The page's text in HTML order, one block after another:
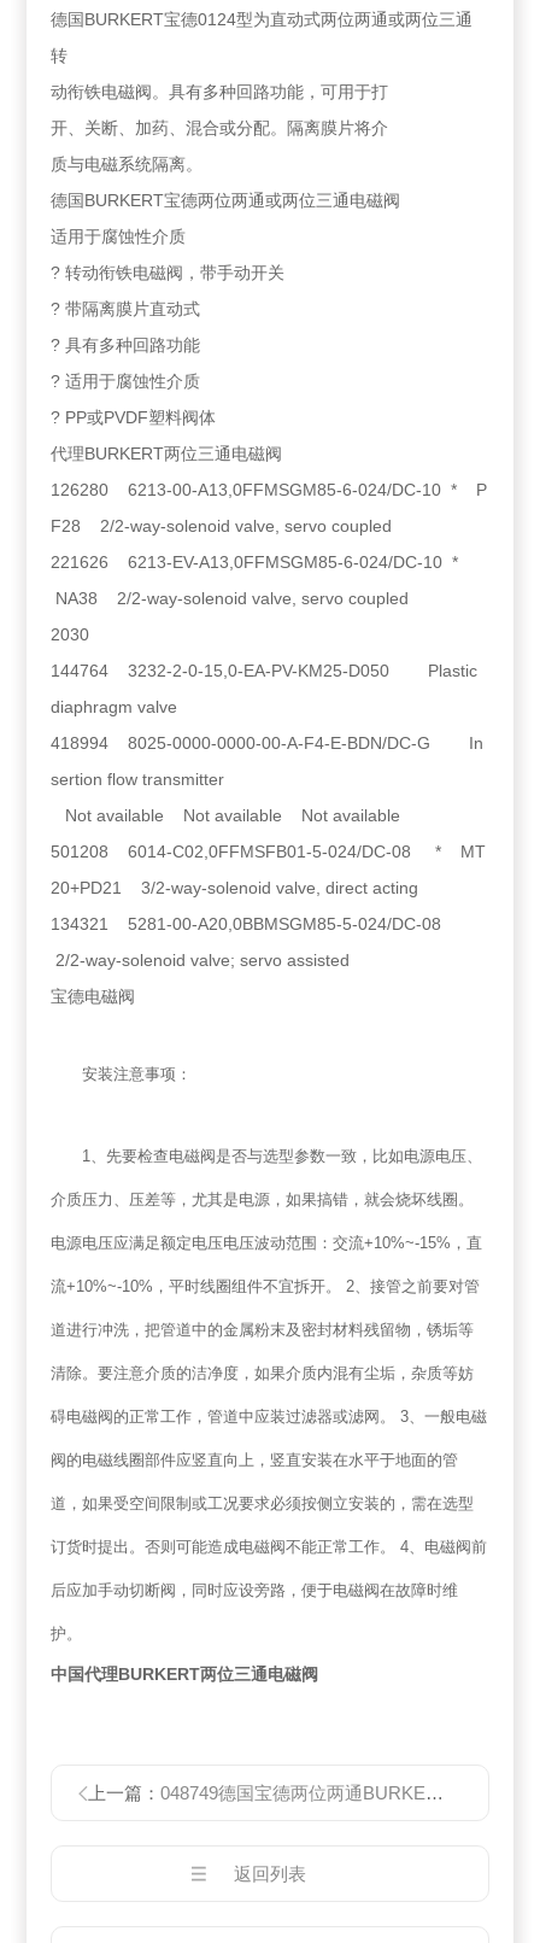
德国BURKERT宝德0124型为直动式两位两通或两位三通
转
动衔铁电磁阀。具有多种回路功能，可用于打
开、关断、加药、混合或分配。隔离膜片将介
质与电磁系统隔离。
德国BURKERT宝德两位两通或两位三通电磁阀
适用于腐蚀性介质
? 转动衔铁电磁阀，带手动开关
? 带隔离膜片直动式
? 具有多种回路功能
? 适用于腐蚀性介质
? PP或PVDF塑料阀体
代理BURKERT两位三通电磁阀
126280 6213-00-A13,0FFMSGM85-6-024/DC-10 * P
F28 2/2-way-solenoid valve, servo coupled
221626 6213-EV-A13,0FFMSGM85-6-024/DC-10 *
NA38 2/2-way-solenoid valve, servo coupled
2030
144764 3232-2-0-15,0-EA-PV-KM25-D050 Plastic
diaphragm valve
418994 8025-0000-0000-00-A-F4-E-BDN/DC-G In
sertion flow transmitter
Not available Not available Not available
501208 6014-C02,0FFMSFB01-5-024/DC-08 * MT
20+PD21 3/2-way-solenoid valve, direct acting
134321 5281-00-A20,0BBMSGM85-5-024/DC-08
2/2-way-solenoid valve; servo assisted
宝德电磁阀
安装注意事项：
1、先要检查电磁阀是否与选型参数一致，比如电源电压、
介质压力、压差等，尤其是电源，如果搞错，就会烧坏线圈。
电源电压应满足额定电压电压波动范围：交流+10%~-15%，直
流+10%~-10%，平时线圈组件不宜拆开。 2、接管之前要对管
道进行冲洗，把管道中的金属粉末及密封材料残留物，锈垢等
清除。要注意介质的洁净度，如果介质内混有尘垢，杂质等妨
碍电磁阀的正常工作，管道中应装过滤器或滤网。 3、一般电磁
阀的电磁线圈部件应竖直向上，竖直安装在水平于地面的管
道，如果受空间限制或工况要求必须按侧立安装的，需在选型
订货时提出。否则可能造成电磁阀不能正常工作。 4、电磁阀前
后应加手动切断阀，同时应设旁路，便于电磁阀在故障时维
护。
中国代理BURKERT两位三通电磁阀
上一篇：048749德国宝德两位两通BURKERT电磁阀价格好
返回列表